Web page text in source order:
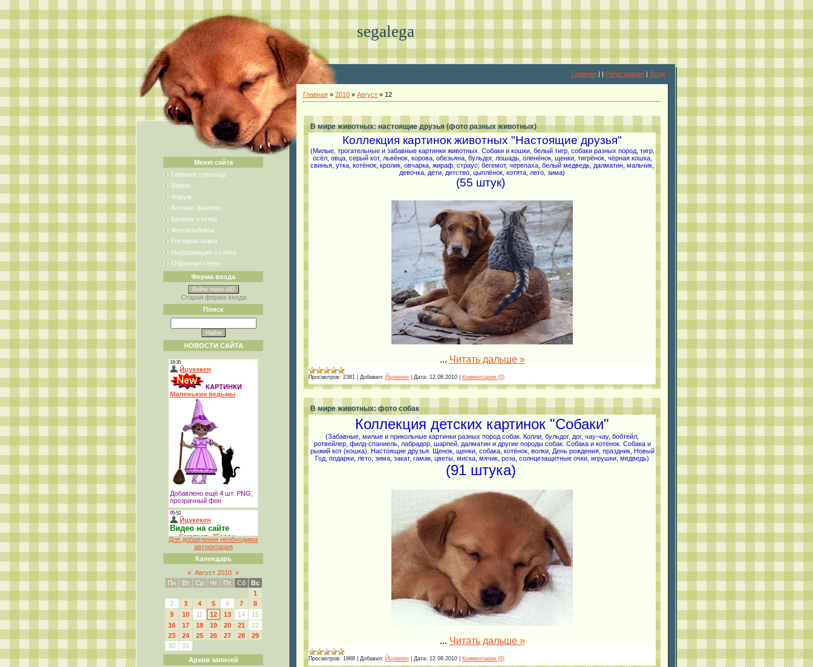
segalega
Главная | | Регистрация | Вход
Меню сайта
Главная страница
Видео
Форум
Каталог файлов
Каталог статей
Фотоальбомы
Гостевая книга
Информация о сайте
Обратная связь
Форма входа
Войти через uID
Старая форма входа
Поиск
НОВОСТИ САЙТА
Для добавления необходима
авторизация
Календарь
« Август 2010 »
Пн
Вт Ср Чт Пт Сб
Вс
1
2
3 4 5 6 7
8
9
10 11 12 13 14
15
16
17 18 19 20 21
22
23
24 25 26 27 28
29
30
31
Архив записей
Главная » 2010 » Август » 12
В мире животных: настоящие друзья (фото разных животных)
Коллекция картинок животных "Настоящие друзья"
(Милые, трогательные и забавные картинки животных. Собаки и кошки, белый тигр, собаки разных пород, тигр,
осёл, овца, серый кот, львёнок, корова, обезьяна, бульдог, лошадь, оленёнок, щенки, тигрёнок, чёрная кошка,
свинья, утка, котёнок, кролик, овчарка, жираф, страус, бегемот, черепаха, белый медведь, далматин, мальчик,
девочка, дети, детство, цыплёнок, котята, лето, зима)
(55 штук)
... Читать дальше »
Просмотров: 2381 Добавил: Йцукекен Дата: 12.08.2010 Комментарии (0)
В мире животных: фото собак
Коллекция детских картинок "Собаки"
(Забавные, милые и прикольные картинки разных пород собак. Колли, бульдог, дог, чау-чау, бобтейл,
ротвейлер, филд-спаниель, лабрадор, шарпей, далматин и другие породы собак. Собака и котёнок. Собака и
рыжий кот (кошка). Настоящие друзья. Щенок, щенки, собака, котёнок, волки, День рождения, праздник, Новый
Год, подарки, лето, зима, закат, гамак, цветы, миска, мячик, роза, солнцезащитные очки, игрушки, медведь)
(91 штука)
... Читать дальше »
Просмотров: 1968 Добавил: Йцукекен Дата: 12.08.2010 Комментарии (0)